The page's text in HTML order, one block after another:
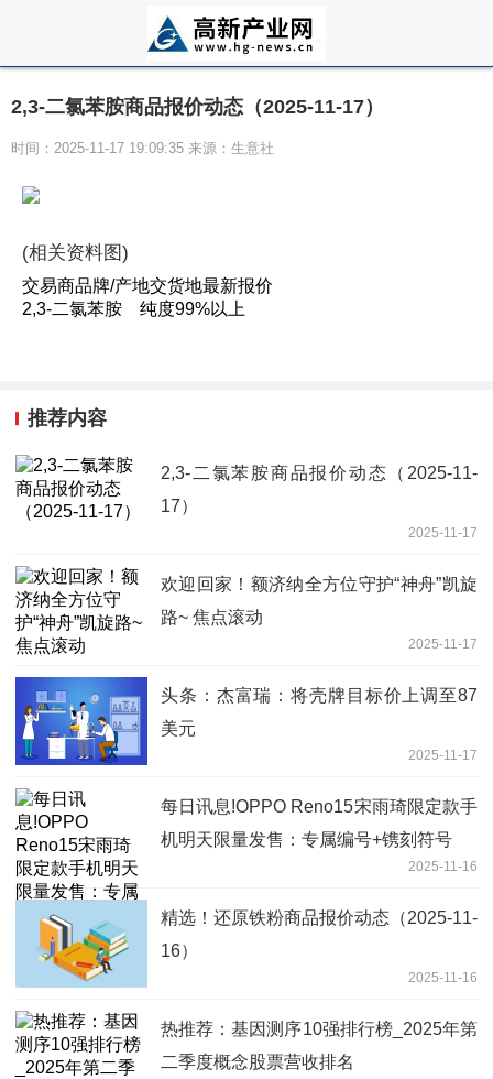
2,3-二氯苯胺商品报价动态（2025-11-17）
时间：2025-11-17 19:09:35 来源：生意社
(相关资料图)
交易商品牌/产地交货地最新报价
2,3-二氯苯胺 纯度99%以上
推荐内容
2,3-二氯苯胺商品报价动态（2025-11-
17）
2025-11-17
欢迎回家！额济纳全方位守护“神舟”凯旋
路~ 焦点滚动
2025-11-17
头条：杰富瑞：将壳牌目标价上调至87
美元
2025-11-17
每日讯息!OPPO Reno15宋雨琦限定款手
机明天限量发售：专属编号+镌刻符号
2025-11-16
精选！还原铁粉商品报价动态（2025-11-
16）
2025-11-16
热推荐：基因测序10强排行榜_2025年第
二季度概念股票营收排名